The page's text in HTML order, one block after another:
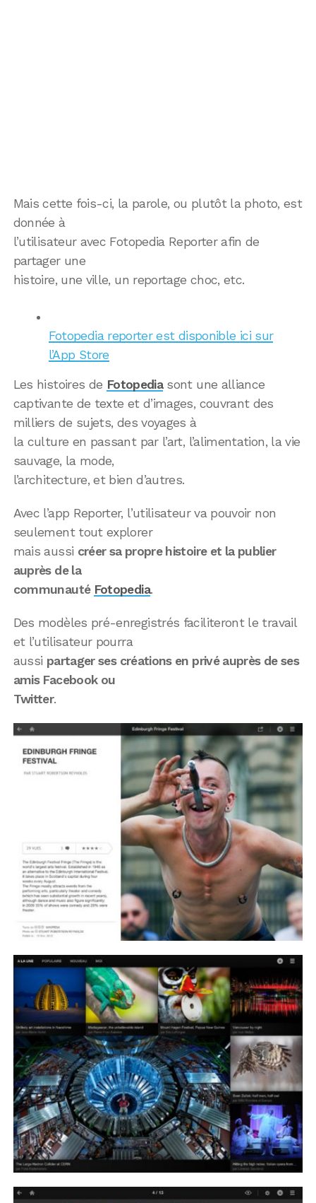
Mais cette fois-ci, la parole, ou plutôt la photo, est
donnée à
l’utilisateur avec Fotopedia Reporter afin de
partager une
histoire, une ville, un reportage choc, etc.
Fotopedia reporter est disponible ici sur
l’App Store
Les histoires de Fotopediasont une alliance
captivante de texte et d’images, couvrant des
milliers de sujets, des voyages à
la culture en passant par l’art, l’alimentation, la vie
sauvage, la mode,
l’architecture, et bien d’autres.
Avec l’app Reporter, l’utilisateur va pouvoir non
seulement tout explorer
mais aussi créer sa propre histoire et la publier
auprès de la
communauté Fotopedia.
Des modèles pré-enregistrés faciliteront le travail
et l’utilisateur pourra
aussi partager ses créations en privé auprès de ses
amis Facebook ou
Twitter.